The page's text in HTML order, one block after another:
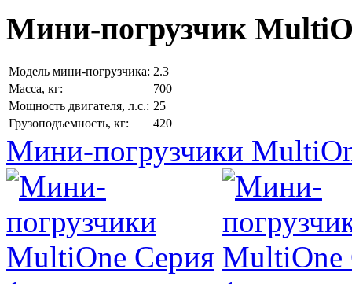
Мини-погрузчик
Модель мини-погрузчика: 2.3
Масса, кг:
700
Мощность двигателя, л.с.: 25
Грузоподъемность, кг:
420
Мини-погрузчики